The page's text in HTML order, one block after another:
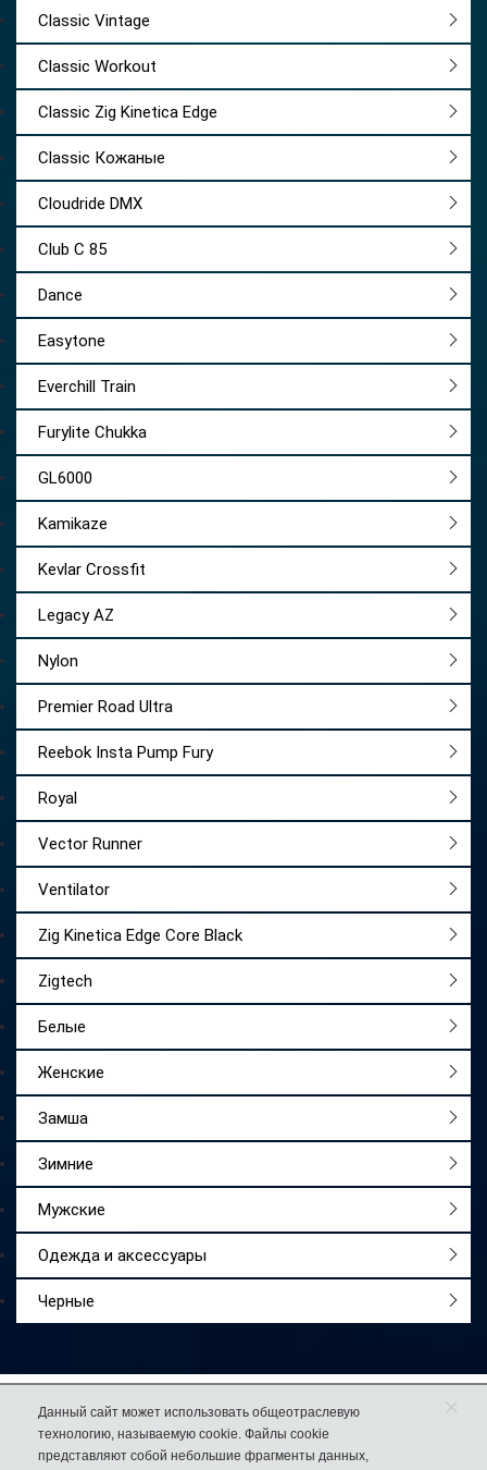
Classic Vintage
Classic Workout
Classic Zig Kinetica Edge
Classic Кожаные
Cloudride DMX
Club C 85
Dance
Easytone
Everchill Train
Furylite Chukka
GL6000
Kamikaze
Kevlar Crossfit
Legacy AZ
Nylon
Premier Road Ultra
Reebok Insta Pump Fury
Royal
Vector Runner
Ventilator
Zig Kinetica Edge Core Black
Zigtech
Белые
Женские
Замша
Зимние
Мужские
Одежда и аксессуары
Черные
Работаемс 2009 года
Более 50 000довольных покупателей
Данный сайт может использовать общеотраслевую
технологию, называемую cookie. Файлы cookie
представляют собой небольшие фрагменты данных,
×